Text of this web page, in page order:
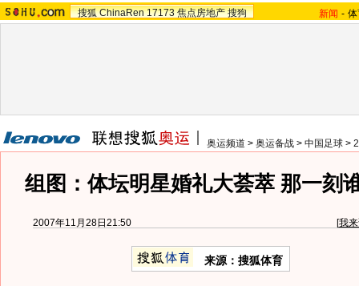
搜狐 ChinaRen 17173 焦点房地产 搜狗 新闻 -
奥运频道 > 奥运备战 > 中国足球 >
组图：体坛明星婚礼大荟萃 那一刻
2007年11月28日21:50 [我
来源：搜狐体育